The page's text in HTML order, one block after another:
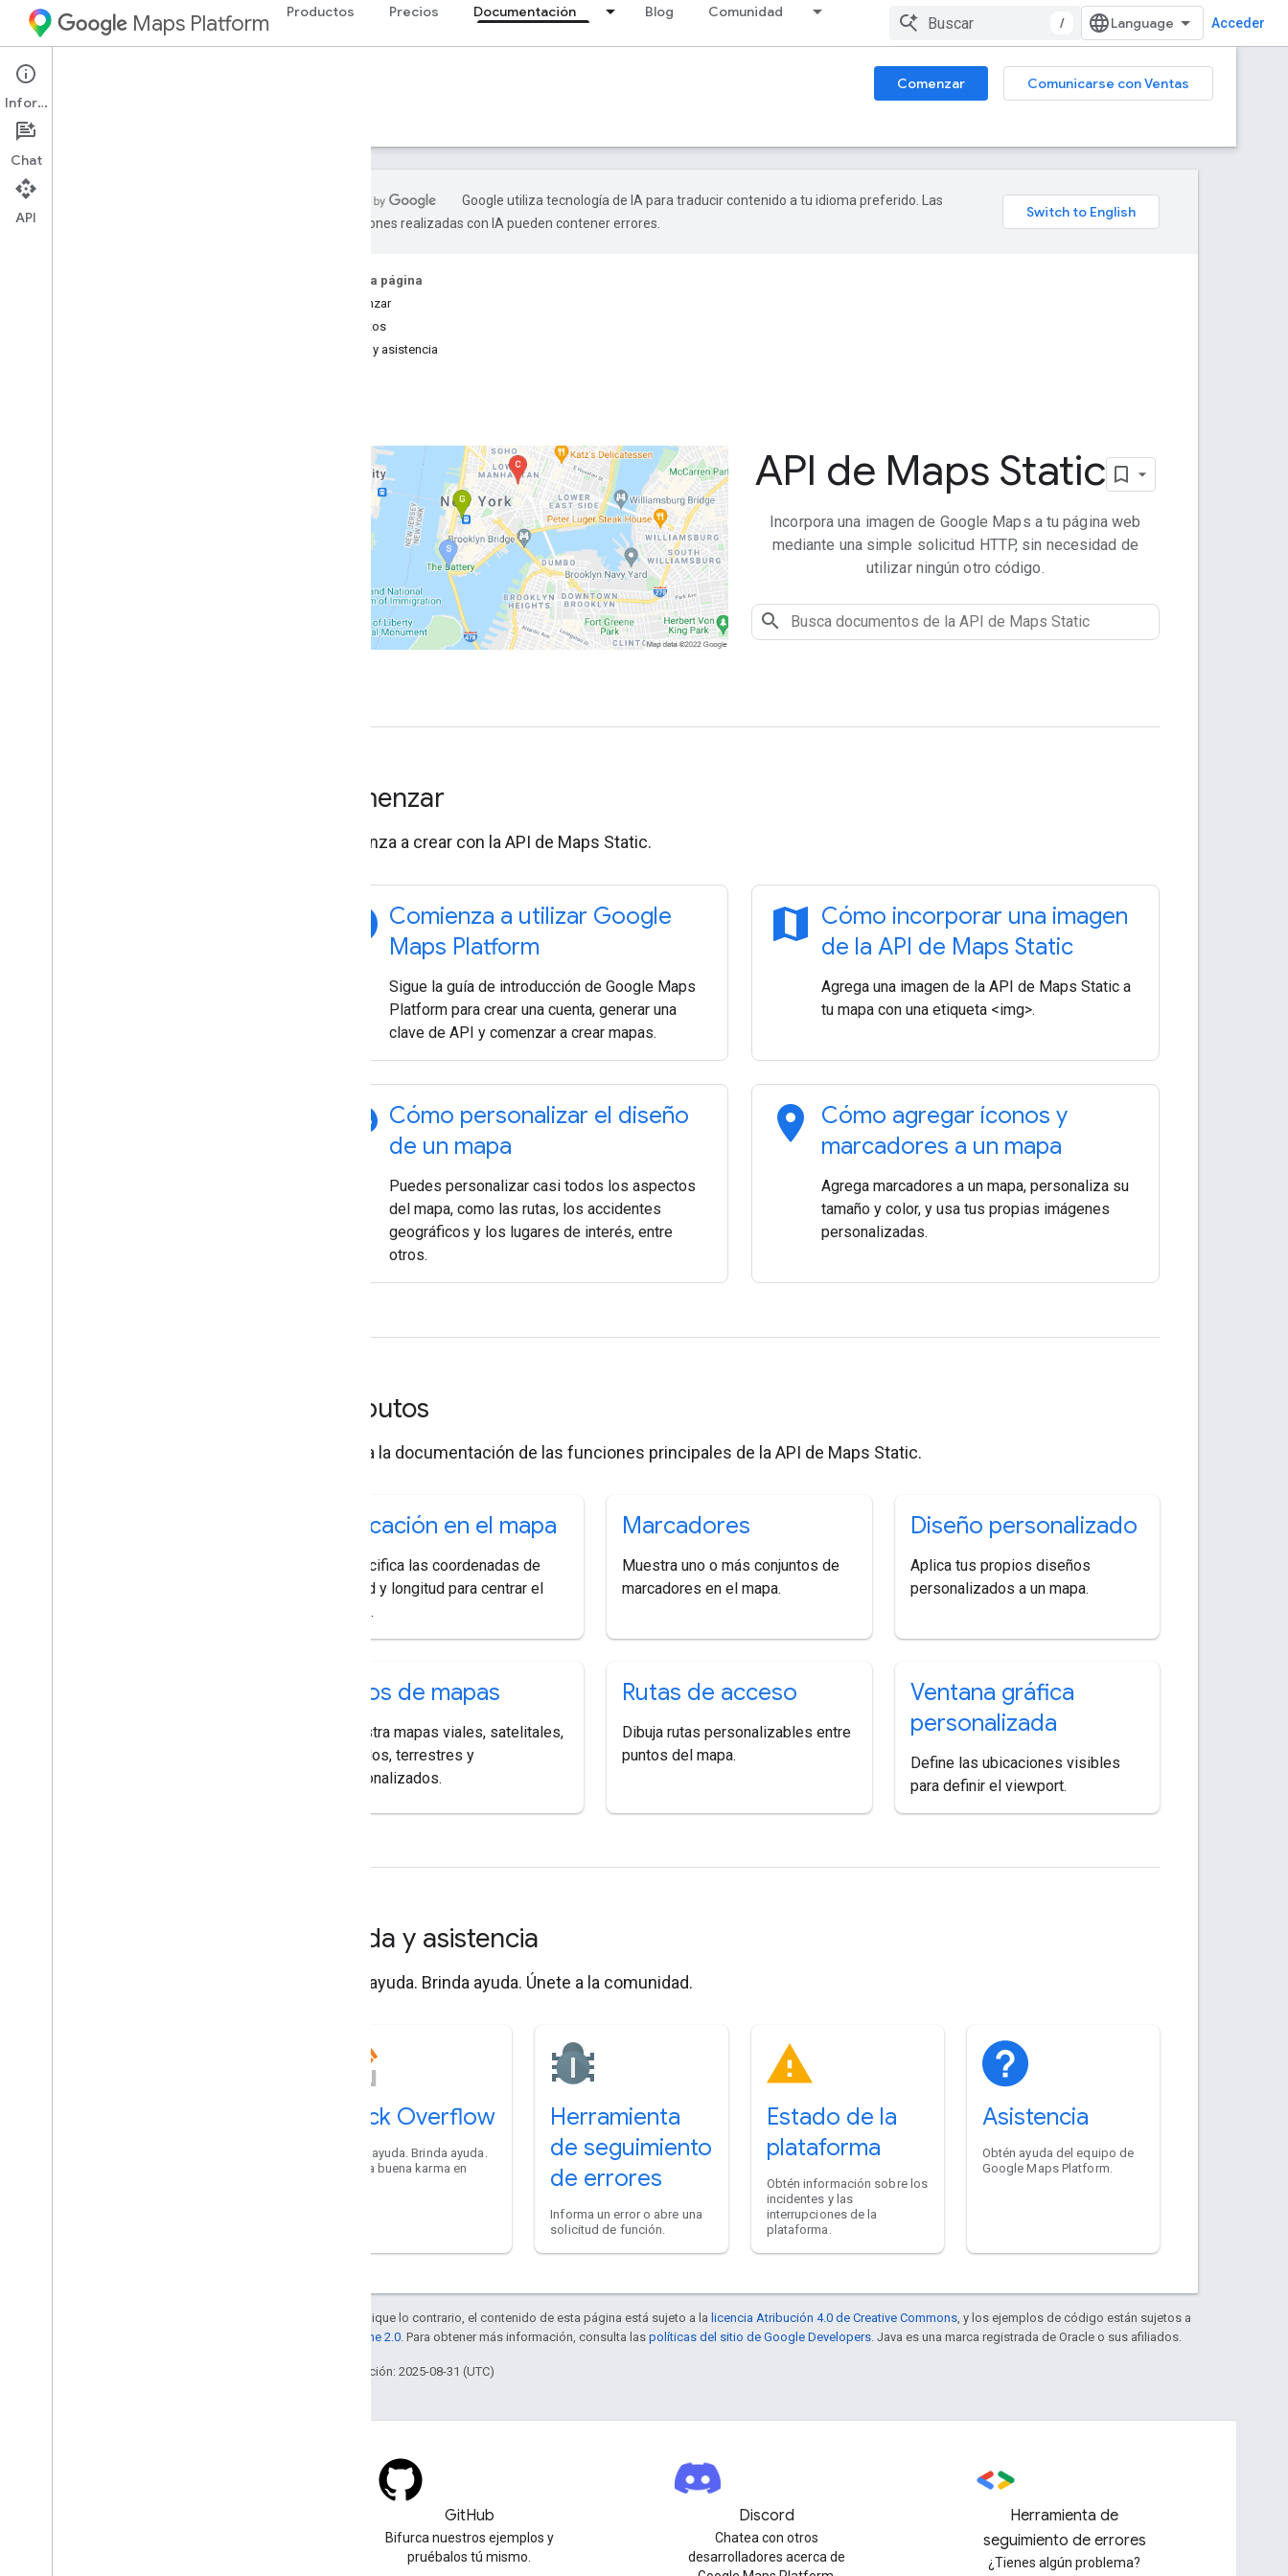
Maps Platform Productos Precios Documentación Blog Comunidad
/ Acceder
Web Comenzar
Comunicarse con Ventas
Guías
Google utiliza tecnología de IA para traducir contenido a tu idioma preferido. Las
traducciones realizadas con IA pueden contener errores.
En esta página
Comenzar
Atributos
Ayuda y asistencia
API de Maps Static
Incorpora una imagen de Google Maps a tu página web
mediante una simple solicitud HTTP, sin necesidad de
utilizar ningún otro código.
Comenzar
Comienza a crear con la API de Maps Static.
explore Comienza a utilizar Google
Maps Platform
Sigue la guía de introducción de Google Maps
Platform para crear una cuenta, generar una
clave de API y comenzar a crear mapas.
map Cómo incorporar una imagen
de la API de Maps Static
Agrega una imagen de la API de Maps Static a
tu mapa con una etiqueta <img>.
palette Cómo personalizar el diseño
de un mapa
Puedes personalizar casi todos los aspectos
del mapa, como las rutas, los accidentes
geográficos y los lugares de interés, entre
otros.
location_on
Cómo agregar íconos y
marcadores a un mapa
Agrega marcadores a un mapa, personaliza su
tamaño y color, y usa tus propias imágenes
personalizadas.
Atributos
Explora la documentación de las funciones principales de la API de Maps Static.
Ubicación en el mapa
Especifica las coordenadas de
latitud y longitud para centrar el
mapa.
Marcadores
Muestra uno o más conjuntos de
marcadores en el mapa.
Diseño personalizado
Aplica tus propios diseños
personalizados a un mapa.
Tipos de mapas
Muestra mapas viales, satelitales,
híbridos, terrestres y
personalizados.
Rutas de acceso
Dibuja rutas personalizables entre
puntos del mapa.
Ventana gráfica
personalizada
Define las ubicaciones visibles
para definir el viewport.
Ayuda y asistencia
Obtén ayuda. Brinda ayuda. Únete a la comunidad.
Stack Overflow
Obtén ayuda. Brinda ayuda.
Genera buena karma en
Herramienta
de seguimiento
de errores
Informa un error o abre una
solicitud de función.
Estado de la
plataforma
Obtén información sobre los
incidentes y las
interrupciones de la
plataforma.
Asistencia
Obtén ayuda del equipo de
Google Maps Platform.
Salvo que se indique lo contrario, el contenido de esta página está sujeto a la licencia Atribución 4.0 de Creative Commons, y los ejemplos de código están sujetos a
licencia Apache 2.0. Para obtener más información, consulta las políticas del sitio de Google Developers. Java es una marca registrada de Oracle o sus afiliados.
Última actualización: 2025-08-31 (UTC)
GitHub
Bifurca nuestros ejemplos y
pruébalos tú mismo.
Discord
Chatea con otros
desarrolladores acerca de
Herramienta de
seguimiento de errores
¿Tienes algún problema?
Información
Chat
API